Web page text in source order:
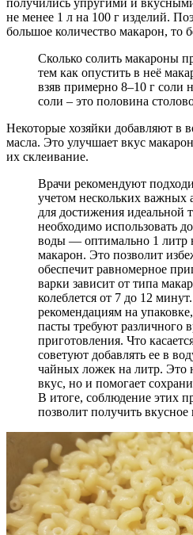
не менее 1 л на 100 г изделий.
большое количество макарон, то
Сколько солить макароны
тем как опустить в неё
взяв примерно 8–10 г соли
соли – это половина
Некоторые хозяйки добавляют в
масла. Это улучшает вкус
их склеивание.
Врачи рекомендуют
учетом нескольких важных
для достижения идеальной
необходимо использовать
воды — оптимально 1 литр
макарон. Это позволит
обеспечит равномерное
варки зависит от типа
колеблется от 7 до 12
рекомендациям на
пасты требуют различного
приготовления. Что
советуют добавлять ее в
чайных ложек на литр. Это
вкус, но и помогает
В итоге, соблюдение этих
позволит получить